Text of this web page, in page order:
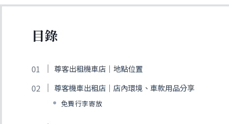
目錄
尊客出租機車店｜地點位置
尊客機車出租店｜店內環境、車款用品分享
免費行李寄放